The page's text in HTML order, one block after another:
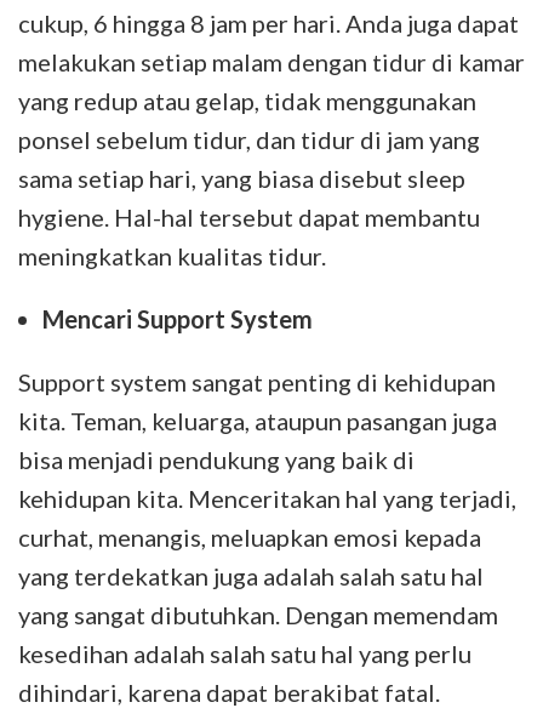
cukup, 6 hingga 8 jam per hari. Anda juga dapat
melakukan setiap malam dengan tidur di kamar
yang redup atau gelap, tidak menggunakan
ponsel sebelum tidur, dan tidur di jam yang
sama setiap hari, yang biasa disebut sleep
hygiene. Hal-hal tersebut dapat membantu
meningkatkan kualitas tidur.
Mencari Support System
Support system sangat penting di kehidupan
kita. Teman, keluarga, ataupun pasangan juga
bisa menjadi pendukung yang baik di
kehidupan kita. Menceritakan hal yang terjadi,
curhat, menangis, meluapkan emosi kepada
yang terdekatkan juga adalah salah satu hal
yang sangat dibutuhkan. Dengan memendam
kesedihan adalah salah satu hal yang perlu
dihindari, karena dapat berakibat fatal.